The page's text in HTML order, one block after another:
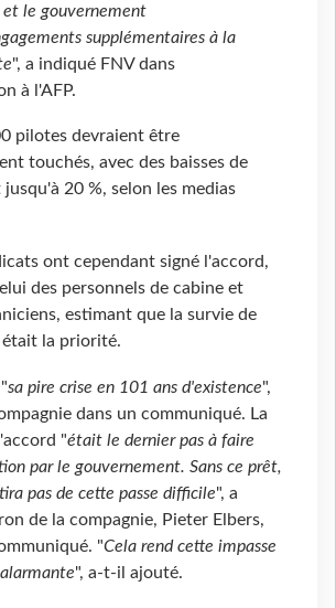
le gouvernement
supplémentaires à la
", a indiqué FNV dans
à l'AFP.
pilotes devraient être
touchés, avec des baisses de
20 %, selon les medias
ont cependant signé l'accord,
des personnels de cabine et
estimant que la survie de
était la priorité.
sa pire crise en 101 ans d'existence",
dans un communiqué. La
"était le dernier pas à faire
par le gouvernement. Sans ce prêt,
pas de cette passe difficile", a
de la compagnie, Pieter Elbers,
"Cela rend cette impasse
", a-t-il ajouté.